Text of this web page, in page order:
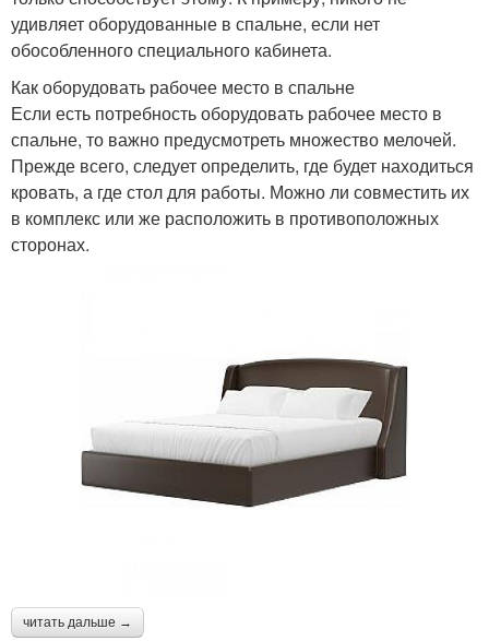
удивляет оборудованные в спальне, если нет
обособленного специального кабинета.
Как оборудовать рабочее место в спальне
Если есть потребность оборудовать рабочее место в
спальне, то важно предусмотреть множество мелочей.
Прежде всего, следует определить, где будет находиться
кровать, а где стол для работы. Можно ли совместить их
в комплекс или же расположить в противоположных
сторонах.
читать дальше →